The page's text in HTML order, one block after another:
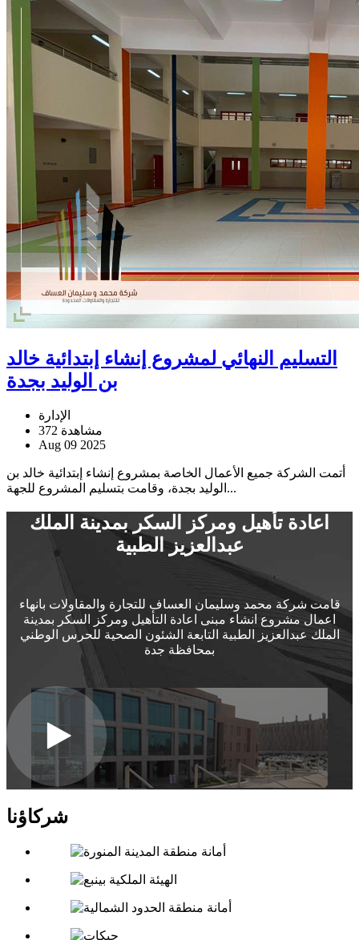
التسليم النهائي لمشروع إنشاء إبتدائية خالد
بن الوليد بجدة
الإدارة
372 مشاهدة
Aug 09 2025
أتمت الشركة جميع الأعمال الخاصة بمشروع إنشاء إبتدائية خالد بن
الوليد بجدة، وقامت بتسليم المشروع للجهة...
اعادة تأهيل ومركز السكر بمدينة الملك
عبدالعزيز الطبية
قامت شركة محمد وسليمان العساف للتجارة والمقاولات بانهاء
اعمال مشروع انشاء مبنى اعادة التأهيل ومركز السكر بمدينة
الملك عبدالعزيز الطبية التابعة الشئون الصحية للحرس الوطني
بمحافظة جدة
شركاؤنا